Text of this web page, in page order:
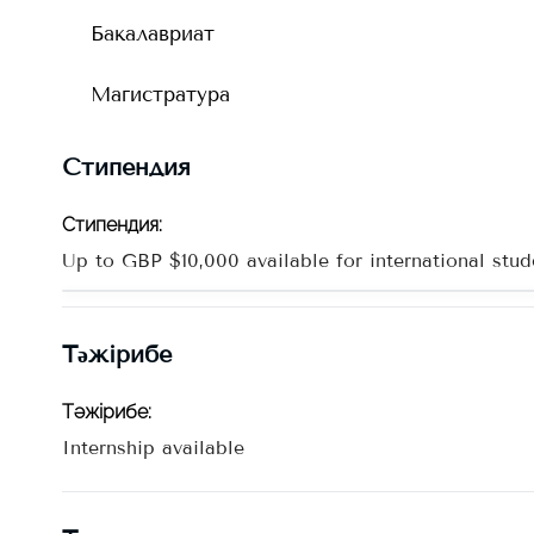
Бакалавриат
Магистратура
Стипендия
Стипендия:
Up to GBP $10,000 available for international
Тәжірибе
Тәжірибе:
Internship available